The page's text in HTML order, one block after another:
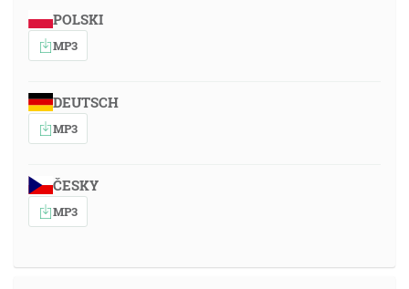
POLSKI
MP3
DEUTSCH
MP3
ČESKY
MP3